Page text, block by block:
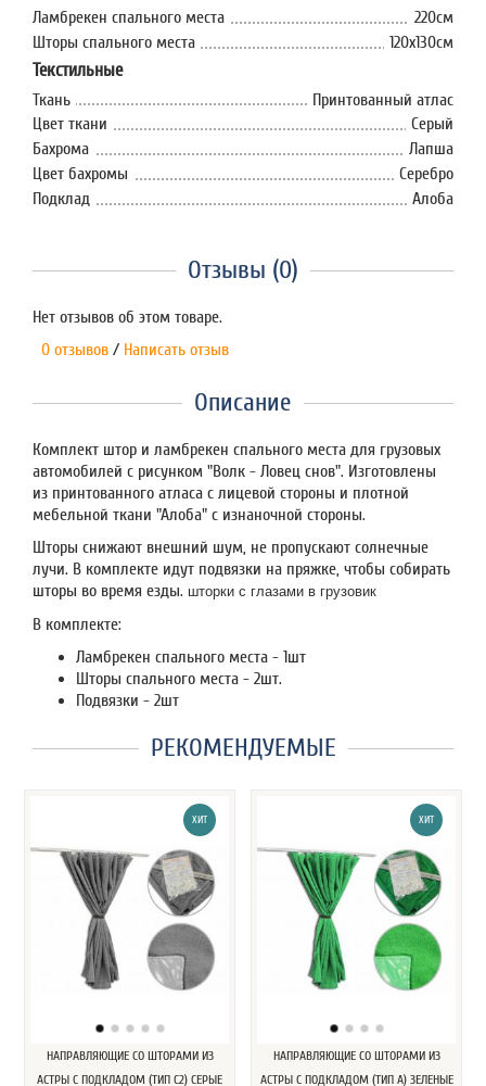
Ламбрекен спального места
220см
Шторы спального места
120х130см
Текстильные
Ткань
Принтованный атлас
Цвет ткани
Серый
Бахрома
Лапша
Цвет бахромы
Серебро
Подклад
Алоба
Отзывы (0)
Нет отзывов об этом товаре.
0 отзывов / Написать отзыв
Описание
Комплект штор и ламбрекен спального места для грузовых
автомобилей с рисунком "Волк - Ловец снов". Изготовлены
из принтованного атласа с лицевой стороны и плотной
мебельной ткани "Алоба" с изнаночной стороны.
Шторы снижают внешний шум, не пропускают солнечные
лучи. В комплекте идут подвязки на пряжке, чтобы собирать
шторы во время езды. шторки с глазами в грузовик
В комплекте:
Ламбрекен спального места - 1шт
Шторы спального места - 2шт.
Подвязки - 2шт
РЕКОМЕНДУЕМЫЕ
ХИТ
НАПРАВЛЯЮЩИЕ СО ШТОРАМИ ИЗ
АСТРЫ С ПОДКЛАДОМ (ТИП С2) СЕРЫЕ
ХИТ
НАПРАВЛЯЮЩИЕ СО ШТОРАМИ ИЗ
АСТРЫ С ПОДКЛАДОМ (ТИП А) ЗЕЛЕНЫЕ